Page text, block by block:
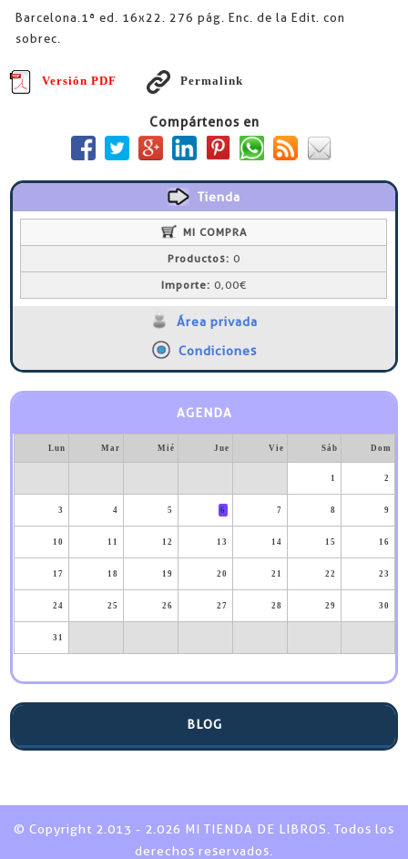
Barcelona.1ª ed. 16x22. 276 pág. Enc. de la Edit. con
sobrec.
Versión PDF Permalink
Compártenos en
Tienda
MI COMPRA
Productos: 0
Importe: 0,00€
Área privada
Condiciones
AGENDA
Lun Mar Mié Jue Vie Sáb Dom
1 2
3 4 5 6 7 8 9
10 11 12 13 14 15 16
17 18 19 20 21 22 23
24 25 26 27 28 29 30
31
BLOG
© Copyright 2.013 - 2.026 MI TIENDA DE LIBROS. Todos los
derechos reservados.